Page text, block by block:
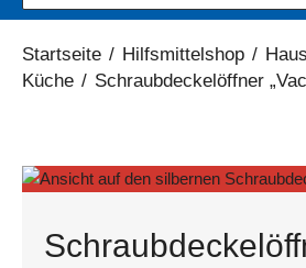
Startseite / Hilfsmittelshop /
Küche / Schraubdeckelöffner